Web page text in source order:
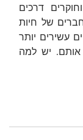
דרכים
של חיות
עשירים יותר
אותם. יש למה